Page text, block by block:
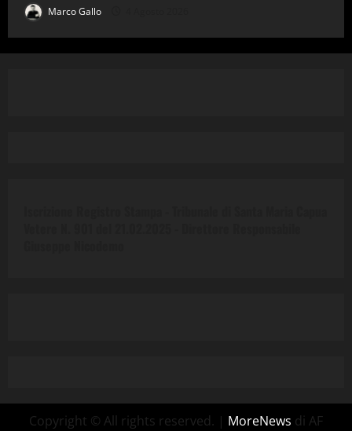
Marco Gallo
Copyright © All rights reserved. | MoreNews di AF